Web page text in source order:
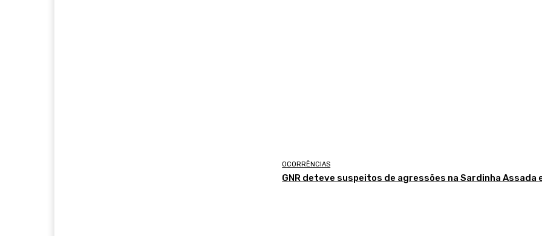
OCORRÊNCIAS
GNR deteve suspeitos de agressões na Sardinha Assada